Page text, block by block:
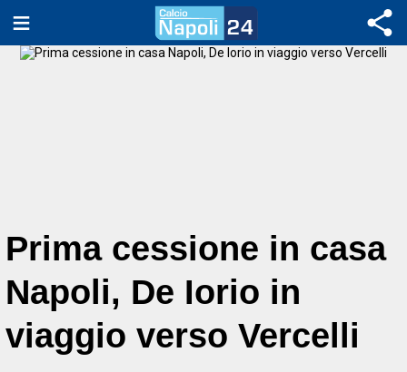
Prima cessione in casa
Napoli, De Iorio in
viaggio verso Vercelli